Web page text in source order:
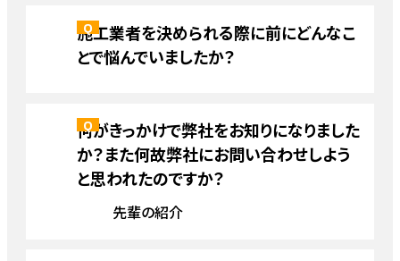
施工業者を決められる際に前にどんなこ
とで悩んでいましたか？
何がきっかけで弊社をお知りになりました
か？また何故弊社にお問い合わせしよう
と思われたのですか？
先輩の紹介